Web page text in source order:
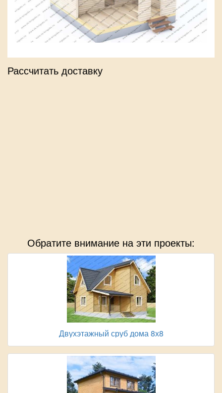
Рассчитать доставку
Обратите внимание на эти проекты:
Двухэтажный сруб дома 8х8